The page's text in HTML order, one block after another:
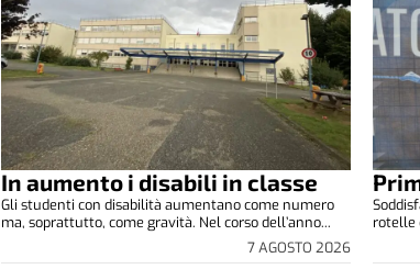
In aumento i disabili in classe
7 AGOSTO 2026
Gli studenti con disabilità aumentano come numero
ma, soprattutto, come gravità. Nel corso dell’anno...
rotelle